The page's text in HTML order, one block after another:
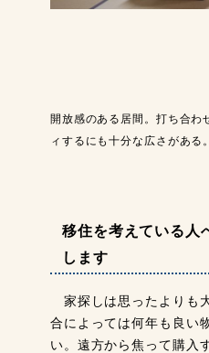
開放感のある居間。打ち合わ
ィするにも十分な広さがある。
移住を考えている人
します
家探しは思ったよりも
合によっては何年も良い
い。遠方から焦って購入